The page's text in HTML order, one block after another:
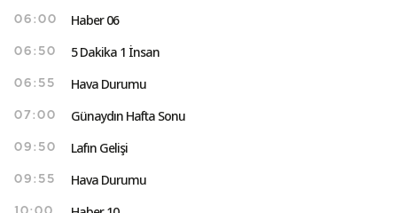
06:00 Haber 06
06:50 5 Dakika 1 İnsan
06:55 Hava Durumu
07:00 Günaydın Hafta Sonu
09:50 Lafın Gelişi
09:55 Hava Durumu